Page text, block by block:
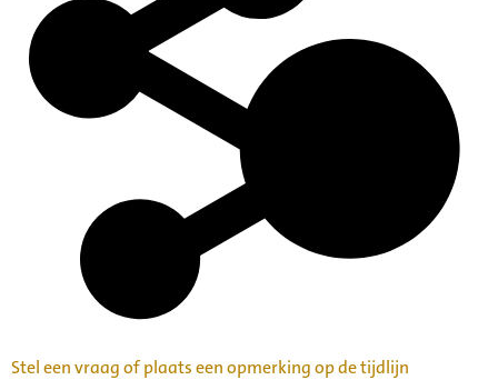
Stel een vraag of plaats een opmerking op de tijdlijn